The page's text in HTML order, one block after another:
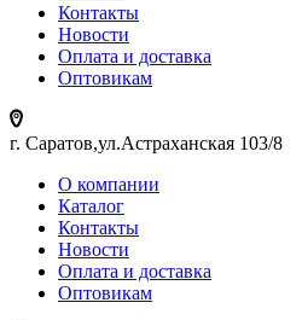
Контакты
Новости
Оплата и доставка
Оптовикам
г. Саратов,ул.Астраханская 103/8
О компании
Каталог
Контакты
Новости
Оплата и доставка
Оптовикам